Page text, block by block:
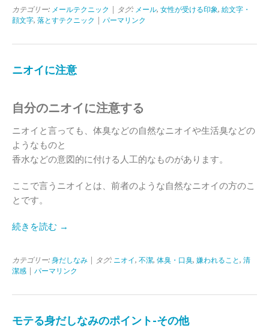
カテゴリー: メールテクニック | タグ: メール, 女性が受ける印象, 絵文字・
顔文字, 落とすテクニック パーマリンク
ニオイに注意
自分のニオイに注意する
ニオイと言っても、体臭などの自然なニオイや生活臭などの
ようなものと
香水などの意図的に付ける人工的なものがあります。
ここで言うニオイとは、前者のような自然なニオイの方のこ
とです。
続きを読む →
カテゴリー: 身だしなみ | タグ: ニオイ, 不潔, 体臭・口臭, 嫌われること, 清
潔感
パーマリンク
モテる身だしなみのポイント-その他